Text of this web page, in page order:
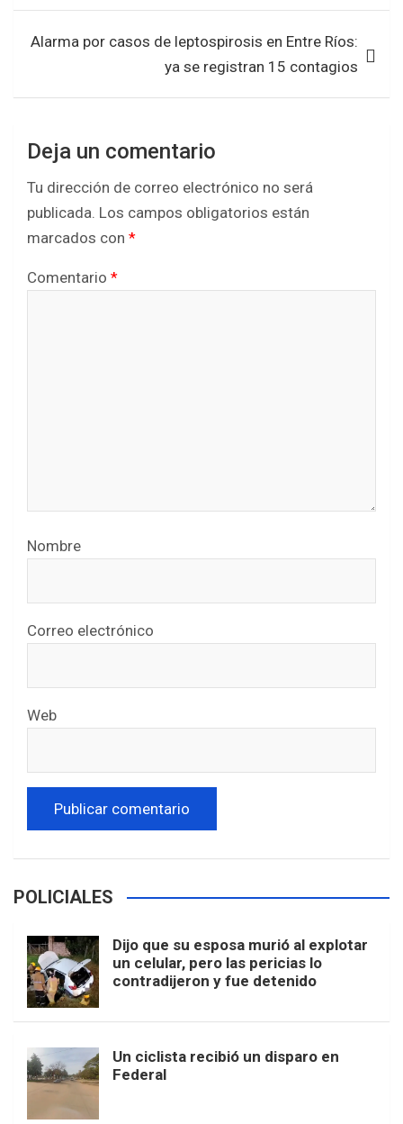
k
p
Alarma por casos de leptospirosis en Entre Ríos:
ya se registran 15 contagios
Deja un comentario
Tu dirección de correo electrónico no será
publicada. Los campos obligatorios están
marcados con *
Comentario *
Nombre
Correo electrónico
Web
POLICIALES
Dijo que su esposa murió al explotar
un celular, pero las pericias lo
contradijeron y fue detenido
Un ciclista recibió un disparo en
Federal